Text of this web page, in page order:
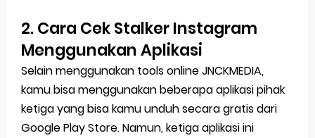
2. Cara Cek Stalker Instagram
Menggunakan Aplikasi
Selain menggunakan tools online JNCKMEDIA,
kamu bisa menggunakan beberapa aplikasi pihak
ketiga yang bisa kamu unduh secara gratis dari
Google Play Store. Namun, ketiga aplikasi ini